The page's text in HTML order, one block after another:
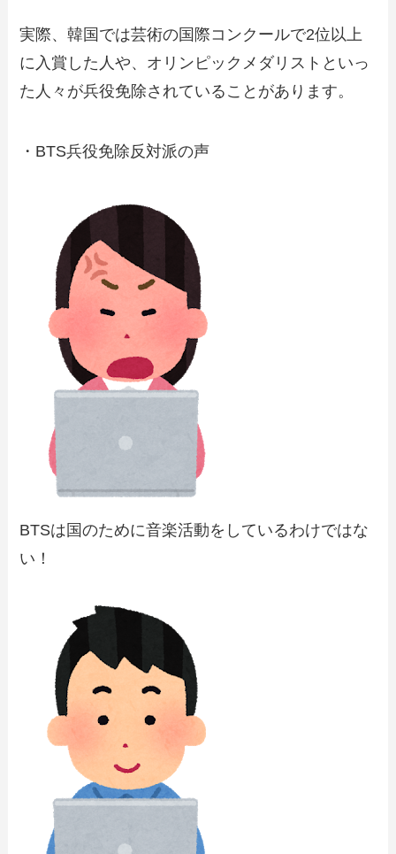
実際、韓国では芸術の国際コンクールで2位以上
に入賞した人や、オリンピックメダリストといっ
た人々が兵役免除されていることがあります。
・BTS兵役免除反対派の声
BTSは国のために音楽活動をしているわけではな
い！